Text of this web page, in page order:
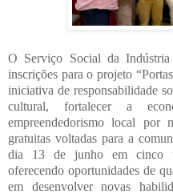
O Serviço Social da
inscrições para o projeto
iniciativa de responsabilidade
cultural, fortalecer a
empreendedorismo local por
gratuitas voltadas para a
dia 13 de junho em cinco
oferecendo oportunidades de
em desenvolver novas